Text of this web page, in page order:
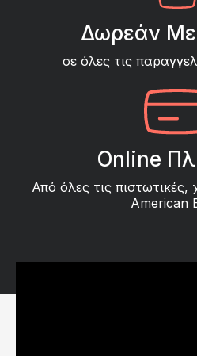
Δωρεάν
σε όλες τις
Online
Από όλες τις πιστωτικές,
American